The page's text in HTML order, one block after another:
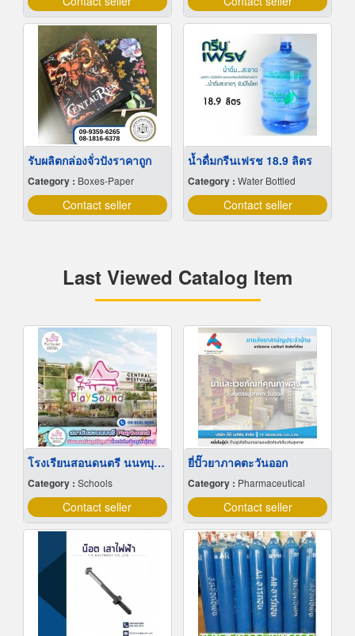
รับผลิตกล่องจั่วปังราคาถูก
Category : Boxes-Paper
Contact seller
น้ำดื่มกรีนเฟรช 18.9 ลิตร
Category : Water Bottled
Contact seller
Last Viewed Catalog Item
โรงเรียนสอนดนตรี นนทบุรี ราชพฤกษ์
Category : Schools
Contact seller
ยี่ปั๊วยาภาคตะวันออก
Category : Pharmaceutical
Contact seller